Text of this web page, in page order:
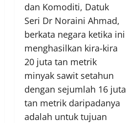
dan Komoditi, Datuk
Seri Dr Noraini Ahmad,
berkata negara ketika ini
menghasilkan kira-kira
20 juta tan metrik
minyak sawit setahun
dengan sejumlah 16 juta
tan metrik daripadanya
adalah untuk tujuan